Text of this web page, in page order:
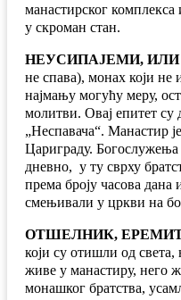
манастирског комплекса
у скроман стан.
НЕУСИПАЈЕМИ,
не спава), монах који не
најмању могућу меру,
молитви. Овај епитет
„Неспавача“. Манастир
Цариграду. Богослужења
дневно, у ту сврху
према броју часова дана
смењивали у цркви на
ОТШЕЛНИК,
који су отишли од
живе у манастиру, него
монашког братства,